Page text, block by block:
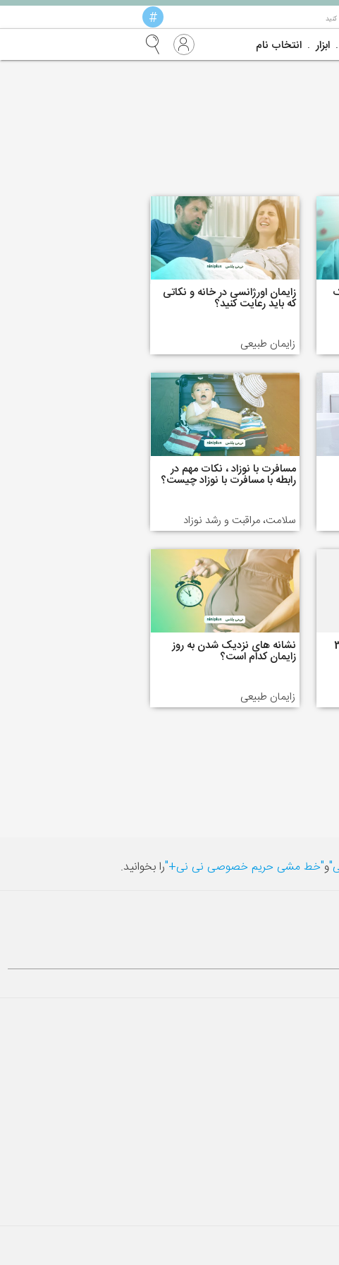
#
ابزار انتخاب نام
زایمان اورژانسی در خانه و نکاتی
که باید رعایت کنید؟
زایمان طبیعی
مسافرت با نوزاد ، نکات مهم در
رابطه با مسافرت با نوزاد چیست؟
سلامت، مراقبت و رشد نوزاد
37 نشانه های نزدیک شدن به روز
زایمان کدام است؟
زایمان طبیعی
و"خط مشی حریم خصوصی نی نی+"را بخوانید.